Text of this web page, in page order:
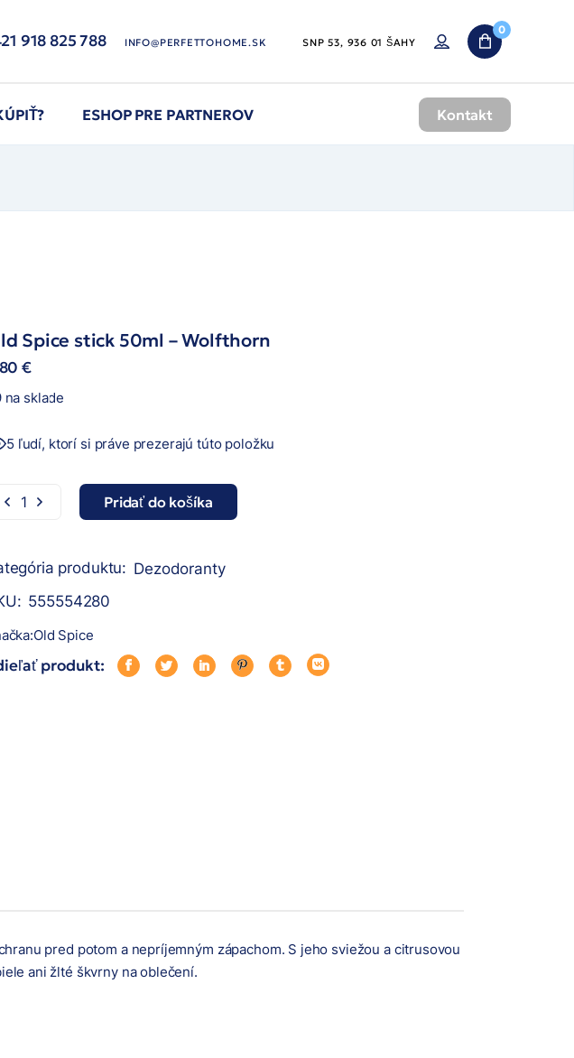
918 825 788 INFO@PERFETTOHOME.SK SNP 53, 936 01 ŠAHY
0
ESHOP PRE PARTNEROV Kontakt
Spice stick 50ml – Wolfthorn
€
na sklade
5 ľudí, ktorí si práve prezerajú túto položku
Old Spice stick 50ml - Wolfthorn množstvo
Pridať do košíka
produktu: Dezodoranty
555554280
Old Spice
produkt:
pred potom a nepríjemným zápachom. S jeho sviežou a citrusovou
ani žlté škvrny na oblečení.